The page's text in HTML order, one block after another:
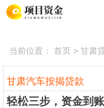
当前位置： 首页 > 甘肃
甘肃汽车按揭贷款
轻松三步，资金到账